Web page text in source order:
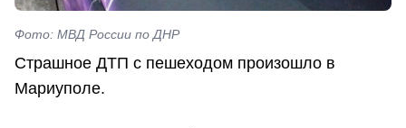
Фото: МВД России по ДНР
Страшное ДТП с пешеходом произошло в
Мариуполе.